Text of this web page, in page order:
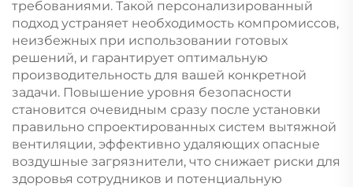
требованиями. Такой персонализированный
подход устраняет необходимость компромиссов,
неизбежных при использовании готовых
решений, и гарантирует оптимальную
производительность для вашей конкретной
задачи. Повышение уровня безопасности
становится очевидным сразу после установки
правильно спроектированных систем вытяжной
вентиляции, эффективно удаляющих опасные
воздушные загрязнители, что снижает риски для
здоровья сотрудников и потенциальную